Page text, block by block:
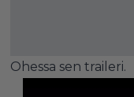
Ohessa sen traileri.